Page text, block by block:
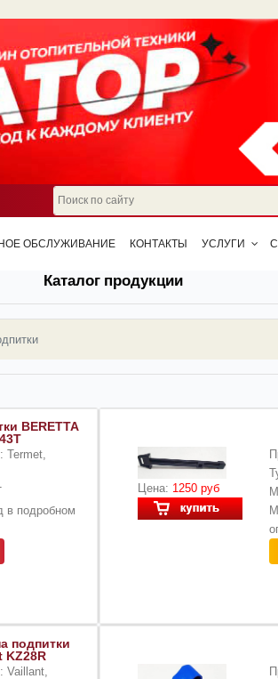
ОБСЛУЖИВАНИЕ КОНТАКТЫ УСЛУГИ
Каталог продукции
BERETTA
Termet,
в подробном
Цена: 1250 руб
подпитки
KZ28R
Vaillant,